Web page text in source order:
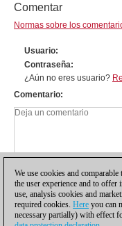
Comentar
Normas sobre los
Usuario
Contraseña
¿Aún no eres usuario?
Comentario
We use cookies and
the user experience and to offer
use, analysis cookies and
required cookies. Here you can
necessary partially) with effect